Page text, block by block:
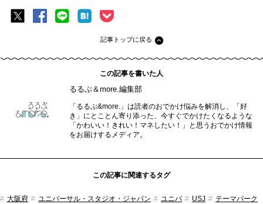
記事トップに戻る
この記事を書いた人
るるぶ＆more.編集部
「るるぶ&more.」は読者のおでかけ悩みを解消し、「好
き」にとことん寄り添った、今すぐでかけたくなるような
「かわいい！きれい！マネしたい！」と思うおでかけ情報
をお届けするメディア。
この記事に関連するタグ
大阪府 ユニバーサル・スタジオ・ジャパン ユニバ USJ
テーマパーク